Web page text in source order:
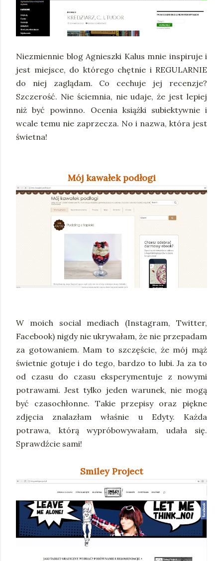
Niezmiennie blog Agnieszki Kalus mnie inspiruje i
jest miejsce, do którego chętnie i REGULARNIE
do niej zaglądam. Co cechuje jej recenzje?
Szczerość. Nie ściemnia, nie udaje, że jest lepiej
niż być powinno. Ocenia książki subiektywnie i
wcale temu nie zaprzecza. No i nazwa, która jest
świetna!
Mój kawałek podłogi
W moich social mediach (Instagram, Twitter,
Facebook) nigdy nie ukrywałam, że nie przepadam
za gotowaniem. Mam to szczęście, że mój mąż
świetnie gotuje i do tego, bardzo to lubi. Ja za to
od czasu do czasu eksperymentuje z nowymi
potrawami. Jest tylko jeden warunek, nie mogą
być czasochłonne. Takie przepisy oraz piękne
zdjęcia znalazłam właśnie u Edyty. Każda
potrawa, którą wypróbowywałam, udała się.
Sprawdźcie sami!
Smiley Project